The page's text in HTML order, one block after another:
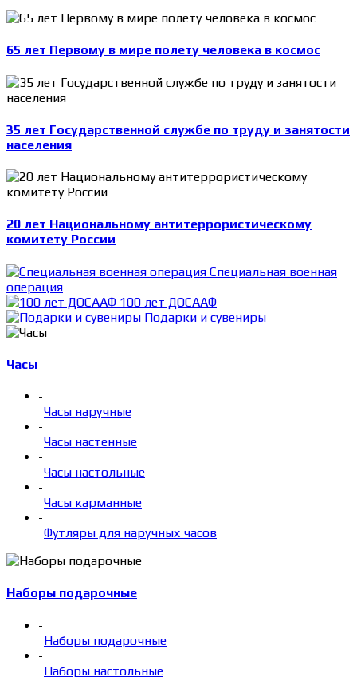
65 лет Первому в мире полету человека в космос
35 лет Государственной службе по труду и занятости
населения
20 лет Национальному антитеррористическому
комитету России
Специальная военная
операция
100 лет ДОСААФ
Подарки и сувениры
Часы
-
Часы наручные
-
Часы настенные
-
Часы настольные
-
Часы карманные
-
Футляры для наручных часов
Наборы подарочные
-
Наборы подарочные
-
Наборы настольные